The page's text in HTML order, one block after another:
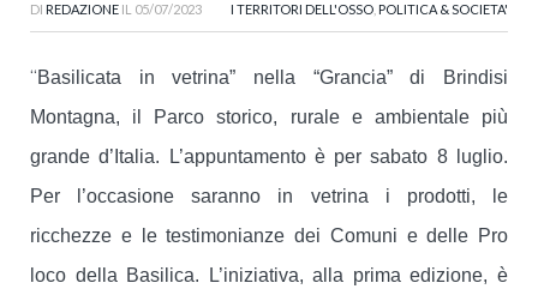
DI REDAZIONE IL 05/07/2023 I TERRITORI DELL'OSSO POLITICA & SOCIETA'
“Basilicata in vetrina” nella “Grancia” di Brindisi
Montagna, il Parco storico, rurale e ambientale più
grande d’Italia. L’appuntamento è per sabato 8 luglio.
Per l’occasione saranno in vetrina i prodotti, le
ricchezze e le testimonianze dei Comuni e delle Pro
loco della Basilica. L’iniziativa, alla prima edizione, è